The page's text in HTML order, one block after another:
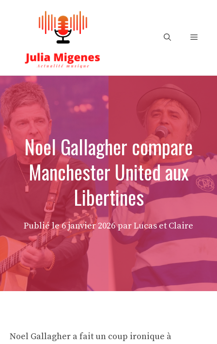
Menu
Noel Gallagher compare
Manchester United aux
Libertines
Publié le6 janvier 2026 par Lucas et Claire
Noel Gallagher a fait un coup ironique à